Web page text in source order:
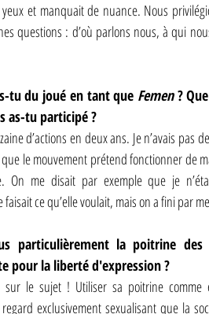
et manquait de nuance. Nous
questions : d’où parlons nous, à qui
tu du joué en tant que Femen ?
as-tu participé ?
d’actions en deux ans. Je n’avais pas
le mouvement prétend fonctionner de
On me disait par exemple que je
ce qu’elle voulait, mais on a fini par
particulièrement la poitrine des
pour la liberté d'expression ?
sur le sujet ! Utiliser sa poitrine
exclusivement sexualisant que la